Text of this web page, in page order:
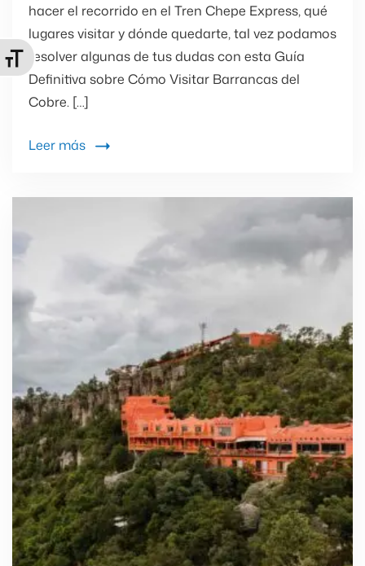
tamaño de letra
hacer el recorrido en el Tren Chepe Express, qué
lugares visitar y dónde quedarte, tal vez podamos
resolver algunas de tus dudas con esta Guía
Definitiva sobre Cómo Visitar Barrancas del
Cobre. […]
Leer más